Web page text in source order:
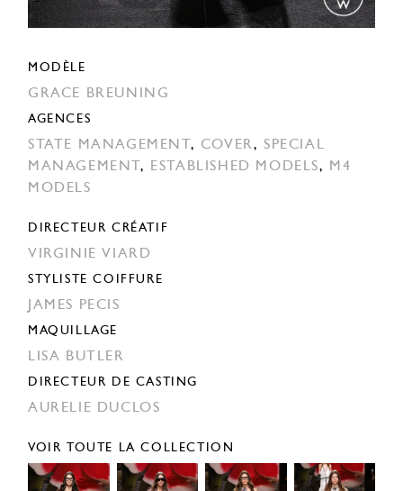
MODÈLE
GRACE BREUNING
AGENCES
STATE MANAGEMENT , COVER,SPECIAL
MANAGEMENT , ESTABLISHED MODELS,
M4
MODELS
DIRECTEUR CRÉATIF
VIRGINIE VIARD
STYLISTE COIFFURE
JAMES PECIS
MAQUILLAGE
LISA BUTLER
DIRECTEUR DE CASTING
AURELIE DUCLOS
VOIR TOUTE LA COLLECTION